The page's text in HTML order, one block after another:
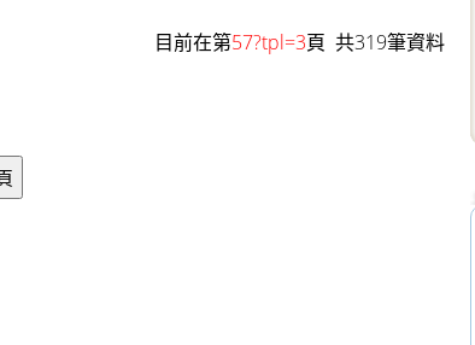
目前在第57?tpl=3頁 共319筆資料